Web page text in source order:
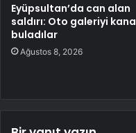
Eyüpsultan’da can alan
saldırı: Oto galeriyi kana
buladılar
Ağustos 8, 2026